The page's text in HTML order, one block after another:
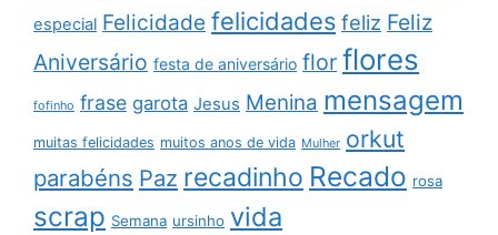
especial Felicidade felicidades feliz Feliz
Aniversário festa de aniversário flor flores
fofinho frase garota Jesus Menina mensagem
muitas felicidades muitos anos de vida Mulher orkut
parabéns Paz recadinho Recado rosa
scrap Semana ursinho vida